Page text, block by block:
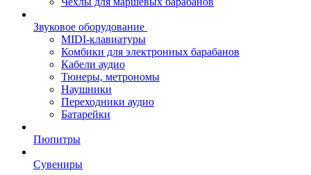
Звуковое оборудование
MIDI-клавиатуры
Комбики для электронных барабанов
Кабели аудио
Тюнеры, метрономы
Наушники
Переходники аудио
Батарейки
Пюпитры
Сувениры